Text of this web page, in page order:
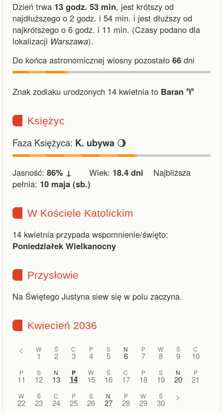
Dzień trwa 13 godz. 53 min, jest krótszy od
najdłuższego o 2 godz. i 54 min. i jest dłuższy od
najkrótszego o 6 godz. i 11 min. (Czasy podano dla
lokalizacji Warszawa).
Do końca astronomicznej wiosny pozostało 66 dni
Znak zodiaku urodzonych 14 kwietnia to Baran ♈︎
Księżyc
Faza Księżyca: K. ubywa 🌖
Jasność: 86% ↓ Wiek: 18.4 dni Najbliższa
pełnia: 10 maja (sb.)
W Kościele Katolickim
14 kwietnia przypada wspomnienie/święto:
Poniedziałek Wielkanocny
Przysłowie
Na Świętego Justyna siew się w polu zaczyna.
Kwiecień 2036
< W
1
Ś
2
C
3
P
4
S
5
N
6
P
7
W
8
Ś
9
C
10
P
11
S
12
N
13
P
14
W
15
Ś
16
C
17
P
18
S
19
N
20
P
21
W
22
Ś
23
C
24
P
25
S
26
N
27
P
28
W
29
Ś
30
>